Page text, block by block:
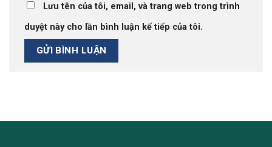
Lưu tên của tôi, email, và trang web trong trình
duyệt này cho lần bình luận kế tiếp của tôi.